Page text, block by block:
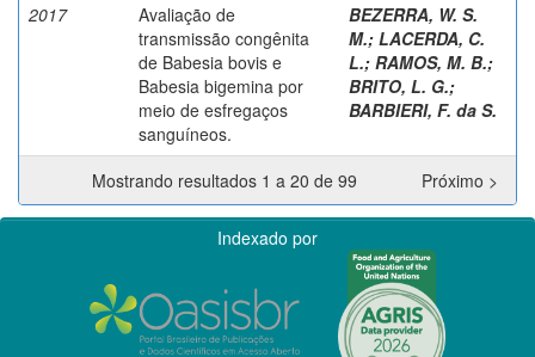
2017
Avaliação de
transmissão congênita
de Babesia bovis e
Babesia bigemina por
meio de esfregaços
sanguíneos.
BEZERRA, W. S.
M.; LACERDA, C.
L.; RAMOS, M. B.;
BRITO, L. G.;
BARBIERI, F. da S.
Mostrando resultados 1 a 20 de 99 Próximo >
Indexado por